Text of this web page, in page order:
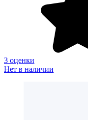
3 оценки
Нет в наличии